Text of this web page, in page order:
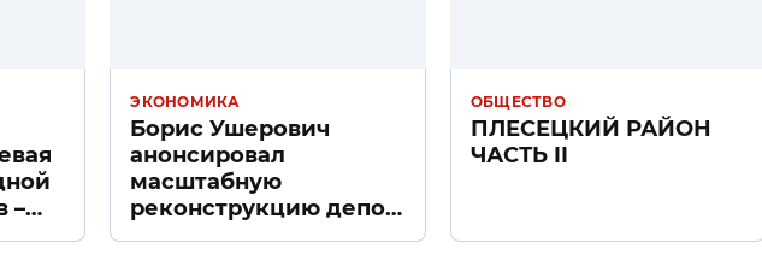
–
ЭКОНОМИКА
Борис Ушерович
анонсировал
масштабную
реконструкцию депо
«Дачное» в Санкт-
ОБЩЕСТВО
ПЛЕСЕЦКИЙ РАЙОН
ЧАСТЬ II